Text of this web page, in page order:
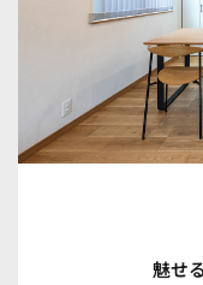
魅せ